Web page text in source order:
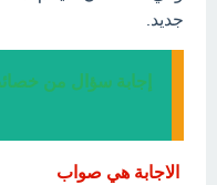
جديد.
إجابة سؤال من
الاجابة هي صواب